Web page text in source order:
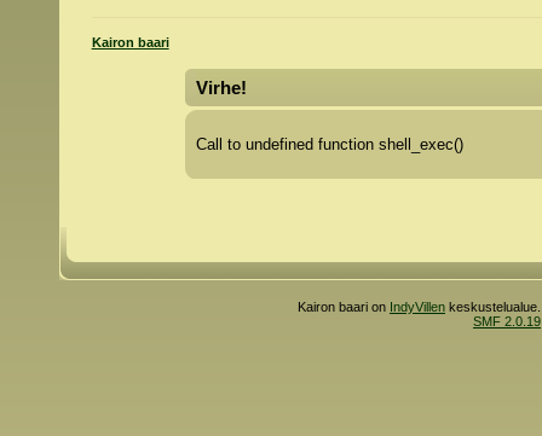
Kairon baari
Virhe!
Call to undefined function shell_exec()
Kairon baari on IndyVillen
SMF 2.0.19